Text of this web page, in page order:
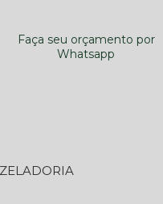
Faça seu orçamento por
Whatsapp
ZELADORIA